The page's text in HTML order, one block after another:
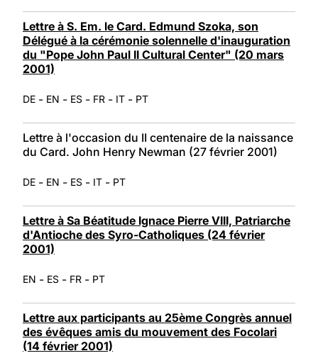
Lettre à S. Em. le Card. Edmund Szoka, son
Délégué à la cérémonie solennelle d'inauguration
du "Pope John Paul II Cultural Center" (20 mars
2001)
DE - EN - ES - FR - IT - PT
Lettre à l'occasion du II centenaire de la naissance
du Card. John Henry Newman (27 février 2001)
DE - EN - ES - IT - PT
Lettre à Sa Béatitude Ignace Pierre VIII, Patriarche
d'Antioche des Syro-Catholiques (24 février
2001)
EN - ES - FR - PT
Lettre aux participants au 25ème Congrès annuel
des évêques amis du mouvement des Focolari
(14 février 2001)